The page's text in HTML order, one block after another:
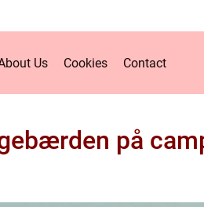
Us Cookies Contact
på